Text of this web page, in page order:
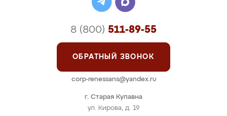
г. Старая Купавна
ул. Кирова, д. 19
8 (800) 511-89-55
ОБРАТНЫЙ ЗВОНОК
corp-renessans@yandex.ru